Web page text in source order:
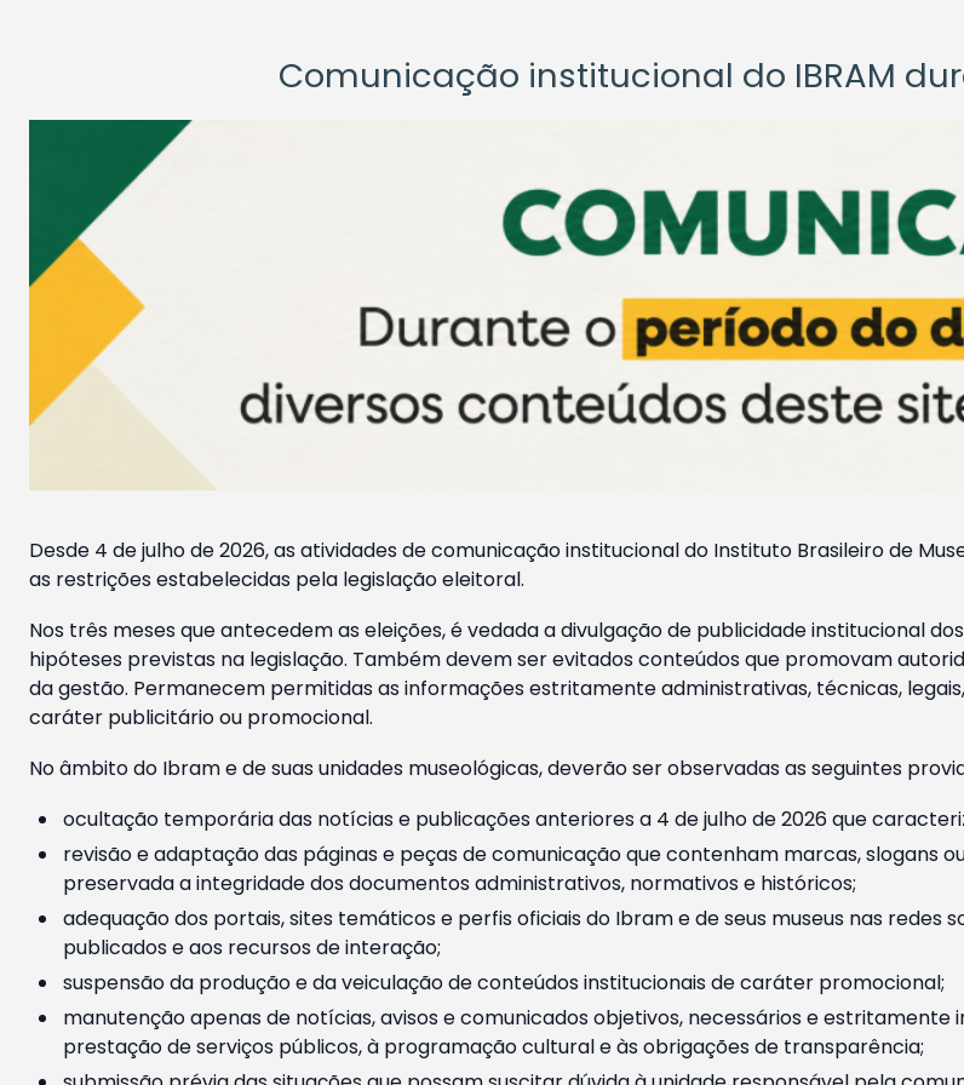
Comunicação institucional do IBRAM
Desde 4 de julho de 2026, as atividades de comunicação institucional do Instituto Brasileiro de
as restrições estabelecidas pela legislação eleitoral.
Nos três meses que antecedem as eleições, é vedada a divulgação de publicidade institucional
hipóteses previstas na legislação. Também devem ser evitados conteúdos que promovam
da gestão. Permanecem permitidas as informações estritamente administrativas, técnicas,
caráter publicitário ou promocional.
No âmbito do Ibram e de suas unidades museológicas, deverão ser observadas as seguintes
ocultação temporária das notícias e publicações anteriores a 4 de julho de 2026 que
revisão e adaptação das páginas e peças de comunicação que contenham marcas, slogans
preservada a integridade dos documentos administrativos, normativos e históricos;
adequação dos portais, sites temáticos e perfis oficiais do Ibram e de seus museus nas redes
publicados e aos recursos de interação;
suspensão da produção e da veiculação de conteúdos institucionais de caráter promocional;
manutenção apenas de notícias, avisos e comunicados objetivos, necessários e
prestação de serviços públicos, à programação cultural e às obrigações de transparência;